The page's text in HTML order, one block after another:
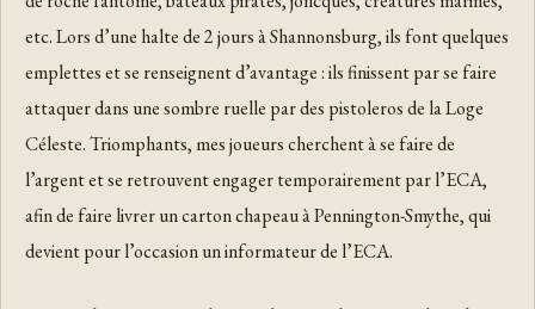
etc. Lors d’une halte de 2 jours à Shannonsburg, ils font quelques
emplettes et se renseignent d’avantage : ils finissent par se faire
attaquer dans une sombre ruelle par des pistoleros de la Loge
Céleste. Triomphants, mes joueurs cherchent à se faire de
l’argent et se retrouvent engager temporairement par l’ECA,
afin de faire livrer un carton chapeau à Pennington-Smythe, qui
devient pour l’occasion un informateur de l’ECA.